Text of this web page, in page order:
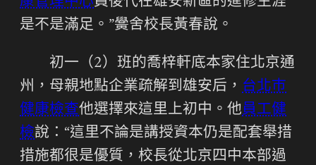
是不是滿足。”黌舍校長黃春說。
初一（2）班的喬梓軒底本家住北京通
州，母親地點企業疏解到雄安后， 台北巿
健康檢查他選擇來這里上初中。他員工健
檢說：“這里不論是講授資本仍是配套舉措
措施都很是優質，校長從北京四中本部過